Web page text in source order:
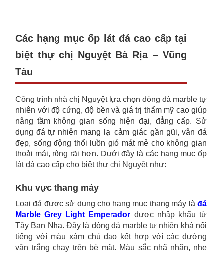
Các hạng mục ốp lát đá cao cấp tại
biệt thự chị Nguyệt Bà Rịa – Vũng
Tàu
Công trình nhà chị Nguyệt lựa chọn dòng đá marble tự
nhiên với độ cứng, độ bền và giá trị thẩm mỹ cao giúp
nâng tầm không gian sống hiện đại, đẳng cấp. Sử
dụng đá tự nhiên mang lại cảm giác gần gũi, vân đá
đẹp, sống động thổi luồn gió mát mẻ cho không gian
thoải mái, rộng rãi hơn. Dưới đây là các hạng mục ốp
lát đá cao cấp cho biệt thự chị Nguyệt như:
Khu vực thang máy
Loại đá được sử dụng cho hạng mục thang máy là đá
Marble Grey Light Emperador được nhập khẩu từ
Tây Ban Nha. Đây là dòng đá marble tự nhiên khá nổi
tiếng với màu xám chủ đạo kết hợp với các đường
vân trắng chạy trên bè mặt. Màu sắc nhã nhặn, nhẹ